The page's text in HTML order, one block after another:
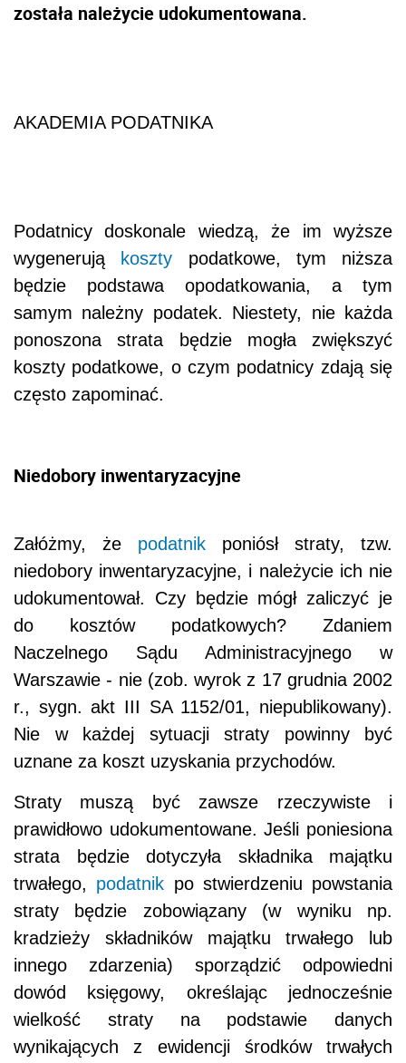
została należycie udokumentowana.
AKADEMIA PODATNIKA
Podatnicy doskonale wiedzą, że im wyższe
wygenerują
koszty podatkowe, tym niższa
będzie podstawa opodatkowania, a tym
samym należny podatek. Niestety, nie każda
ponoszona strata będzie mogła zwiększyć
koszty podatkowe, o czym podatnicy zdają się
często zapominać.
Niedobory inwentaryzacyjne
Załóżmy, że podatnik poniósł straty, tzw.
niedobory inwentaryzacyjne, i należycie ich nie
udokumentował. Czy będzie mógł zaliczyć je
do kosztów podatkowych? Zdaniem
Naczelnego Sądu Administracyjnego w
Warszawie - nie (zob. wyrok z 17 grudnia 2002
r., sygn. akt III SA 1152/01, niepublikowany).
Nie w każdej sytuacji straty powinny być
uznane za koszt uzyskania przychodów.
Straty muszą być zawsze rzeczywiste i
prawidłowo udokumentowane. Jeśli poniesiona
strata będzie dotyczyła składnika majątku
trwałego, podatnik po stwierdzeniu powstania
straty będzie zobowiązany (w wyniku np.
kradzieży składników majątku trwałego lub
innego zdarzenia) sporządzić odpowiedni
dowód księgowy, określając jednocześnie
wielkość straty na podstawie danych
wynikających z ewidencji środków trwałych